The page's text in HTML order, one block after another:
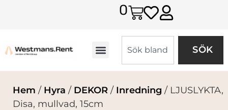
0
SÖK
Hem / Hyra / DEKOR / Inredning / LJUSLYKTA,
Disa, mullvad, 15cm